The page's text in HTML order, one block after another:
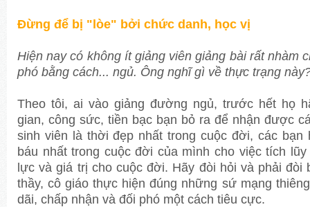
Đừng để bị "lòe" bởi chức danh, học vị
Hiện nay có không ít giảng viên giảng bài rất nhàm
phó bằng cách... ngủ. Ông nghĩ gì về thực trạng
Theo tôi, ai vào giảng đường ngủ, trước hết họ
gian, công sức, tiền bạc bạn bỏ ra để nhận được
sinh viên là thời đẹp nhất trong cuộc đời, các bạn
báu nhất trong cuộc đời của mình cho việc tích
lực và giá trị cho cuộc đời. Hãy đòi hỏi và phải
thầy, cô giáo thực hiện đúng những sứ mạng
dãi, chấp nhận và đối phó một cách tiêu cực.